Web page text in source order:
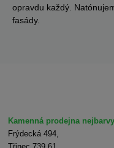
opravdu každý.
fasády.
Kamenná prodejna
Frýdecká 494,